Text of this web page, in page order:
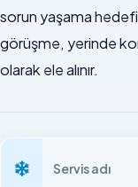
sorun yaşama
görüşme, yerinde
olarak ele alınır.
Servis adı